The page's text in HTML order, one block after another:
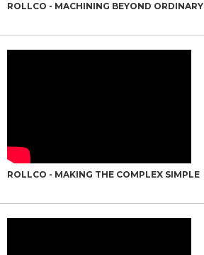
ROLLCO - MACHINING BEYOND ORDINARY
ROLLCO - MAKING THE COMPLEX SIMPLE